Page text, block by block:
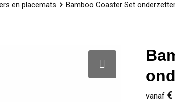
en placemats Bamboo Coaster Set
vanaf €